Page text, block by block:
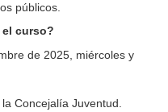
públicos.
el curso?
de 2025, miércoles y
Concejalía Juventud.